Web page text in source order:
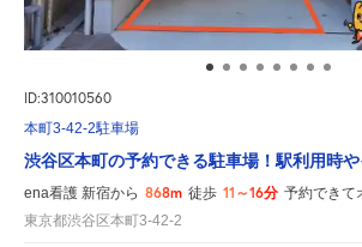
ID:310010560
本町3-42-2駐車場
渋谷区本町の予約できる駐車場！駅利用時
ena看護 新宿から 868m 徒歩 11～16分 予約できて
東京都渋谷区本町3-42-2